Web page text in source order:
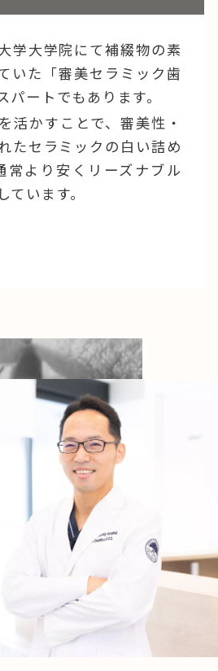
学大学院にて補綴物の素
いた「審美セラミック歯
パートでもあります。
活かすことで、審美性・
たセラミックの白い詰め
より安くリーズナブル
います。